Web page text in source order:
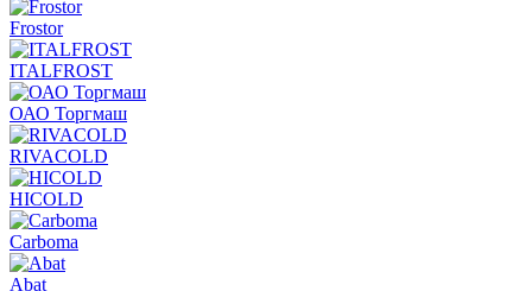
Frostor
ITALFROST
ОАО Торгмаш
RIVACOLD
HICOLD
Carboma
Abat